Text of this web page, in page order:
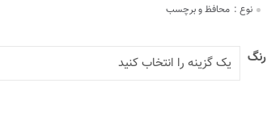
نوع : محافظ و برچسب
رنگ